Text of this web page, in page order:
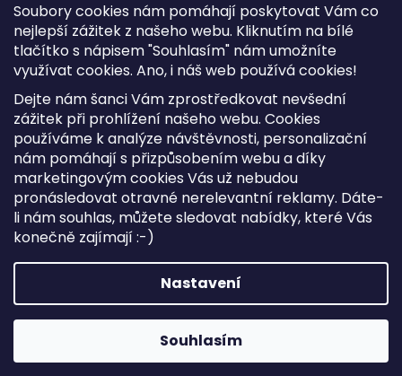
Soubory cookies nám pomáhají poskytovat Vám co
nejlepší zážitek z našeho webu. Kliknutím na bílé
tlačítko s nápisem "Souhlasím" nám umožníte
využívat cookies. Ano, i náš web používá cookies!
Dejte nám šanci Vám zprostředkovat nevšední
zážitek při prohlížení našeho webu. Cookies
používáme k analýze návštěvnosti, personalizační
nám pomáhají s přizpůsobením webu a díky
marketingovým cookies Vás už nebudou
pronásledovat otravné nerelevantní reklamy. Dáte-
li nám souhlas, můžete sledovat nabídky, které Vás
konečně zajímají :-)
Nastavení
Souhlasím
Kontakt
Sitemap
Doprava a Platba
Reklamace Zboží
Obchodní podmínky
iKabelka.cz. Všechna práva vyhrazena.
Upravit nastavení cookies